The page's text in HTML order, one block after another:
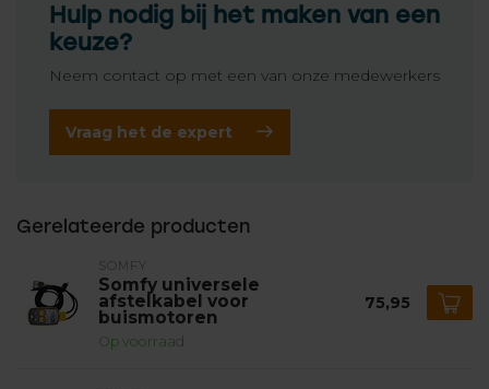
Hulp nodig bij het maken van een
keuze?
Neem contact op met een van onze medewerkers
Vraag het de expert
Gerelateerde producten
SOMFY
Somfy universele
afstelkabel voor
buismotoren
Op voorraad
75,95